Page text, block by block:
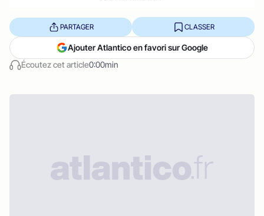
Écoutez cet article0:00min
PARTAGER CLASSER
Ajouter Atlantico en favori sur Google